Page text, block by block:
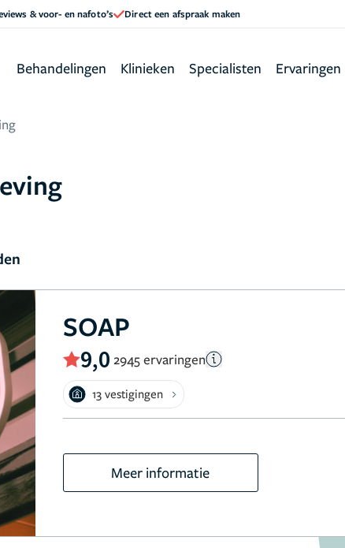
& voor- en nafoto’s Direct een afspraak maken
Behandelingen Klinieken Specialisten Ervaringen
SOAP
9,0 2945 ervaringen
13 vestigingen
Meer informatie